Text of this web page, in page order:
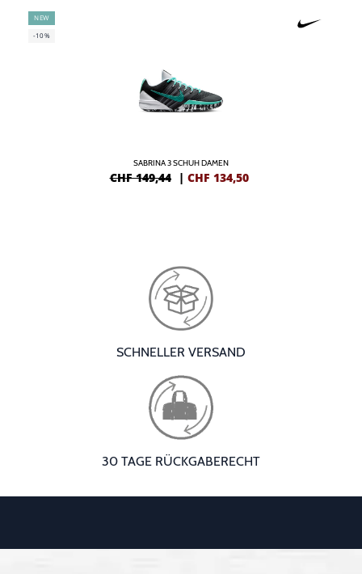
NEW
-10%
SABRINA 3 SCHUH DAMEN
CHF 149,44 | CHF 134,50
SCHNELLER VERSAND
30 TAGE RÜCKGABERECHT